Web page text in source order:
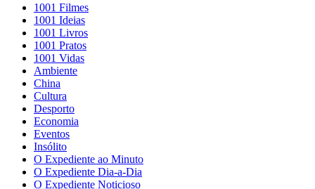
1001 Filmes
1001 Ideias
1001 Livros
1001 Pratos
1001 Vidas
Ambiente
China
Cultura
Desporto
Economia
Eventos
Insólito
O Expediente ao Minuto
O Expediente Dia-a-Dia
O Expediente Noticioso